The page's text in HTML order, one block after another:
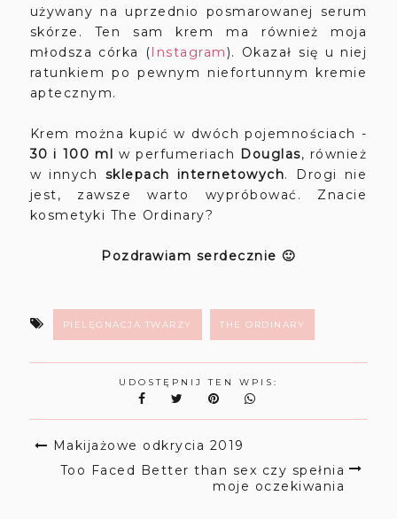
używany na uprzednio posmarowanej serum
skórze. Ten sam krem ma również moja
młodsza córka (Instagram). Okazał się u niej
ratunkiem po pewnym niefortunnym kremie
aptecznym.
Krem można kupić w dwóch pojemnościach -
30 i 100 ml w perfumeriach Douglas, również
w innych sklepach internetowych. Drogi nie
jest, zawsze warto wypróbować. Znacie
kosmetyki The Ordinary?
Pozdrawiam serdecznie 🙂
PIELĘGNACJA TWARZY THE ORDINARY
UDOSTĘPNIJ TEN WPIS:
Makijażowe odkrycia 2019
Too Faced Better than sex czy spełnia
moje oczekiwania